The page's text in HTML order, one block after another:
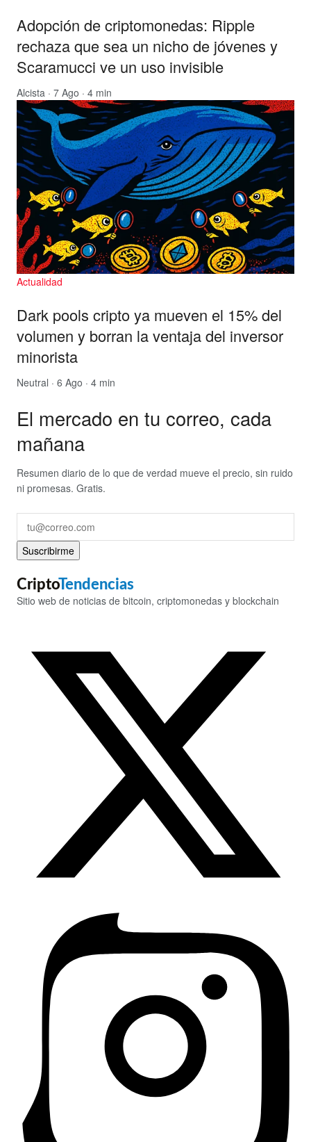
Adopción de criptomonedas: Ripple
rechaza que sea un nicho de jóvenes y
Scaramucci ve un uso invisible
Alcista · 7 Ago · 4 min
Actualidad
Dark pools cripto ya mueven el 15% del
volumen y borran la ventaja del inversor
minorista
Neutral · 6 Ago · 4 min
El mercado en tu correo, cada
mañana
Resumen diario de lo que de verdad mueve el precio, sin ruido
ni promesas. Gratis.
Suscribirme
CriptoTendencias
Sitio web de noticias de bitcoin, criptomonedas y blockchain